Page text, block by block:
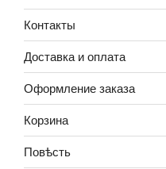
Контакты
Доставка и оплата
Оформление заказа
Корзина
Повѣсть